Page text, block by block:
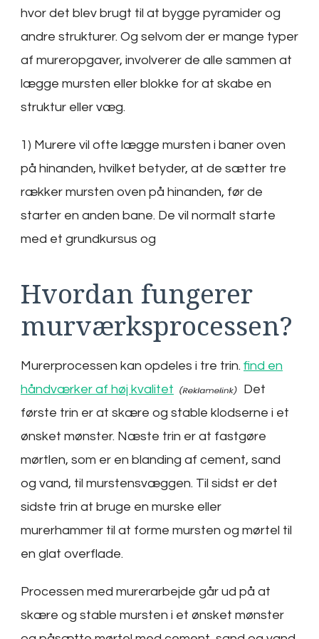
hvor det blev brugt til at bygge pyramider og
andre strukturer. Og selvom der er mange typer
af mureropgaver, involverer de alle sammen at
lægge mursten eller blokke for at skabe en
struktur eller væg.
1) Murere vil ofte lægge mursten i baner oven
på hinanden, hvilket betyder, at de sætter tre
rækker mursten oven på hinanden, før de
starter en anden bane. De vil normalt starte
med et grundkursus og
Hvordan fungerer
murværksprocessen?
Murerprocessen kan opdeles i tre trin. find en
håndværker af høj kvalitet
Det
første trin er at skære og stable klodserne i et
ønsket mønster. Næste trin er at fastgøre
mørtlen, som er en blanding af cement, sand
og vand, til murstensvæggen. Til sidst er det
sidste trin at bruge en murske eller
murerhammer til at forme mursten og mørtel til
en glat overflade.
Processen med murerarbejde går ud på at
skære og stable mursten i et ønsket mønster